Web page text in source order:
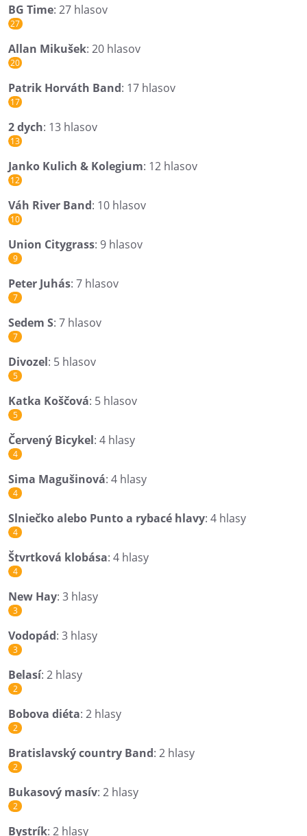
BG Time: 27 hlasov
27
Allan Mikušek: 20 hlasov
20
Patrik Horváth Band: 17 hlasov
17
2 dych: 13 hlasov
13
Janko Kulich & Kolegium: 12 hlasov
12
Váh River Band: 10 hlasov
10
Union Citygrass: 9 hlasov
9
Peter Juhás: 7 hlasov
7
Sedem S: 7 hlasov
7
Divozel: 5 hlasov
5
Katka Koščová: 5 hlasov
5
Červený Bicykel: 4 hlasy
4
Sima Magušinová: 4 hlasy
4
Slniečko alebo Punto a rybacé hlavy: 4 hlasy
4
Štvrtková klobása: 4 hlasy
4
New Hay: 3 hlasy
3
Vodopád: 3 hlasy
3
Belasí: 2 hlasy
2
Bobova diéta: 2 hlasy
2
Bratislavský country Band: 2 hlasy
2
Bukasový masív: 2 hlasy
2
Bystrík: 2 hlasy